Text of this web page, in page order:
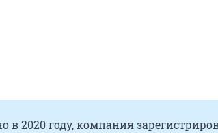
в 2020 году, компания